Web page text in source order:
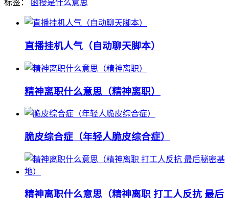
标签： 函授是什么意思
直播挂机人气（自动聊天脚本）
精神离职什么意思（精神离职）
脆皮综合症（年轻人脆皮综合症）
精神离职什么意思（精神离职 打工人反抗 最后